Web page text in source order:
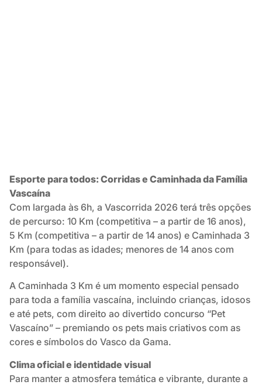
Esporte para todos: Corridas e Caminhada da Família
Vascaína
Com largada às 6h, a Vascorrida 2026 terá três opções
de percurso: 10 Km (competitiva – a partir de 16 anos),
5 Km (competitiva – a partir de 14 anos) e Caminhada 3
Km (para todas as idades; menores de 14 anos com
responsável).
A Caminhada 3 Km é um momento especial pensado
para toda a família vascaína, incluindo crianças, idosos
e até pets, com direito ao divertido concurso “Pet
Vascaíno” – premiando os pets mais criativos com as
cores e símbolos do Vasco da Gama.
Clima oficial e identidade visual
Para manter a atmosfera temática e vibrante, durante a